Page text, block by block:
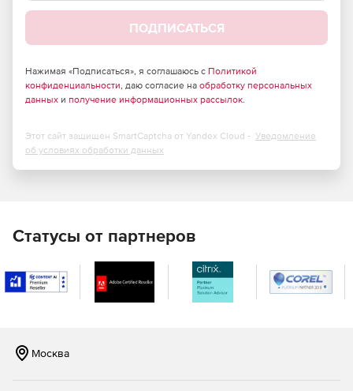
Редакции Retrospect for Windows:
сетевых серверов, настольных ПК и ноутбуков с ОС
Windows, Mac и Linux с единого хост-компьютера, где
установлено ПО Retrospect. Реализована поддержка
Single Server– позволяет защищать один сервер и
Windows, Mac или Linux. Реализована поддержка
аппаратных дисковых и ленточных хранилищ.
Small Business Server
– позволяет защищать до двух
компьютера, где установлено ПО Retrospect. Редакция
ПОДПИСАТЬСЯ
Нажимая «Подписаться», я соглашаюсь с Политикой
конфиденциальности, даю согласие на обработку персональных
данных и получение информационных рассылок.
Этот сайт защищен SmartCaptcha от Yandex Cloud - Уведомление
об условиях обработки данных
Статусы от партнеров
Москва